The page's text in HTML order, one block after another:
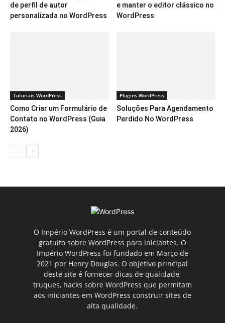
de perfil de autor
personalizada no WordPress
e manter o editor clássico no
WordPress
Tutoriais WordPress
Como Criar um Formulário de
Contato no WordPress (Guia
2026)
Plugins WordPress
Soluções Para Agendamento
Perdido No WordPress
O Império WordPress é um portal de conteúdo
gratuito sobre WordPress para iniciantes. O
Império WordPress foi fundado em Março de
2021 por Henry Douglas. O objetivo principal
deste site é fornecer dicas de qualidade,
truques, hacks sobre WordPress que permitam
aos iniciantes em WordPress construir sites de
alta qualidade.